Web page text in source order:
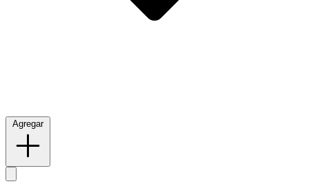
Agregar